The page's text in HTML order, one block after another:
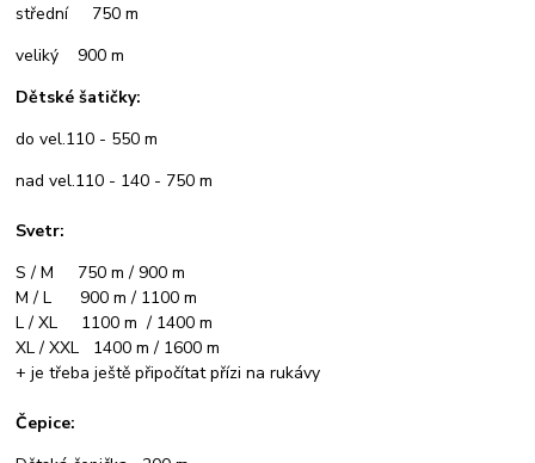
střední 750 m
veliký 900 m
Dětské šatičky:
do vel.110 - 550 m
nad vel.110 - 140 - 750 m
Svetr:
S / M 750 m / 900 m
M / L 900 m / 1100 m
L / XL 1100 m / 1400 m
XL / XXL 1400 m / 1600 m
+ je třeba ještě připočítat přízi na rukávy
Čepice: